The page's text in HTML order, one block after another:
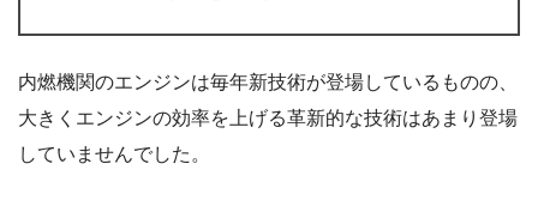
内燃機関のエンジンは毎年新技術が登場しているものの、
大きくエンジンの効率を上げる革新的な技術はあまり登場
していませんでした。